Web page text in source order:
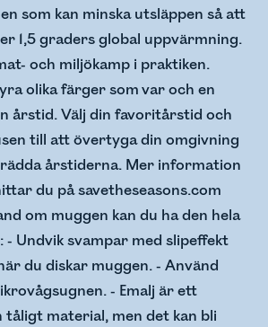
som kan minska utsläppen så att
1,5 graders global uppvärmning.
och miljökamp i praktiken.
olika färger som var och en
årstid. Välj din favoritårstid och
till att övertyga din omgivning
årstiderna. Mer information
du på savetheseasons.com
om muggen kan du ha den hela
- Undvik svampar med slipeffekt
du diskar muggen. - Använd
- Emalj är ett
material, men det kan bli